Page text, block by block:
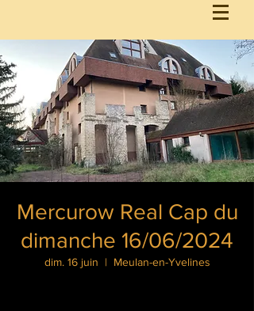
Mercurow Real Cap du
dimanche 16/06/2024
dim. 16 juin
  |
Meulan-en-Yvelines